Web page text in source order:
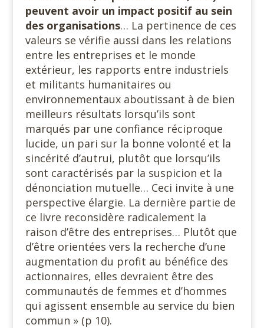
peuvent avoir un impact positif au sein
des organisations… La pertinence de ces
valeurs se vérifie aussi dans les relations
entre les entreprises et le monde
extérieur, les rapports entre industriels
et militants humanitaires ou
environnementaux aboutissant à de bien
meilleurs résultats lorsqu’ils sont
marqués par une confiance réciproque
lucide, un pari sur la bonne volonté et la
sincérité d’autrui, plutôt que lorsqu’ils
sont caractérisés par la suspicion et la
dénonciation mutuelle… Ceci invite à une
perspective élargie. La dernière partie de
ce livre reconsidère radicalement la
raison d’être des entreprises… Plutôt que
d’être orientées vers la recherche d’une
augmentation du profit au bénéfice des
actionnaires, elles devraient être des
communautés de femmes et d’hommes
qui agissent ensemble au service du bien
commun » (p 10).